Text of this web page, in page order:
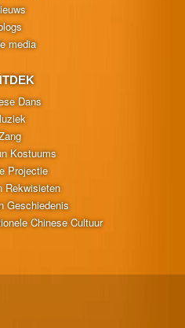
media
Dans
Kostuums
Projectie
Rekwisieten
Geschiedenis
Chinese Cultuur